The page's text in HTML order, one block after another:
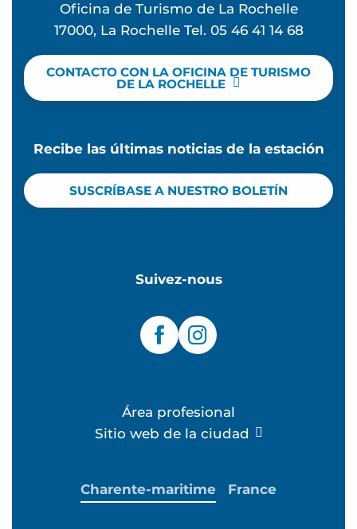
Oficina de Turismo de La Rochelle
17000, La Rochelle Tel. 05 46 41 14 68
CONTACTO CON LA OFICINA DE TURISMO
DE LA ROCHELLE
Recibe las últimas noticias de la estación
SUSCRÍBASE A NUESTRO BOLETÍN
Suivez-nous
Área profesional
Sitio web de la ciudad
Charente-maritime France